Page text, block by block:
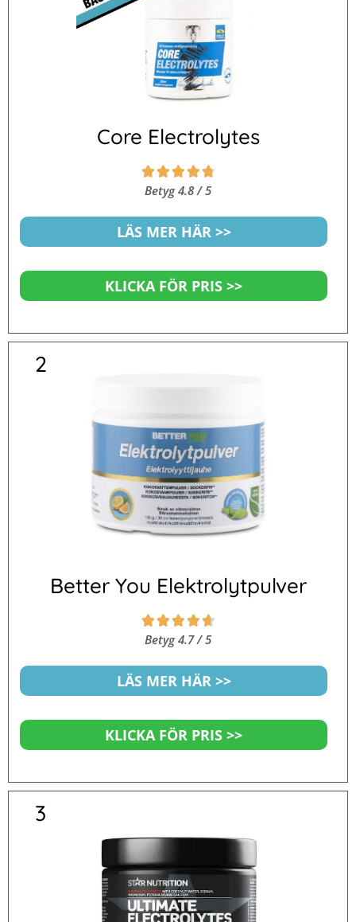
Core Electrolytes

Betygsatt
4.8
5
Betyg 4.8 / 5
LÄS MER HÄR >>
KLICKA FÖR PRIS >>
2
Better You Elektrolytpulver

Betygsatt
5
Betyg 4.7 / 5
LÄS MER HÄR >>
KLICKA FÖR PRIS >>
3